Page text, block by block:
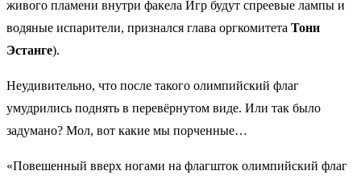
живого пламени внутри факела Игр будут спреевые лампы и
водяные испарители, признался глава оргкомитета Тони
Эстанге).
Неудивительно, что после такого олимпийский флаг
умудрились поднять в перевёрнутом виде. Или так было
задумано? Мол, вот какие мы порченные…
«Повешенный вверх ногами на флагшток олимпийский флаг